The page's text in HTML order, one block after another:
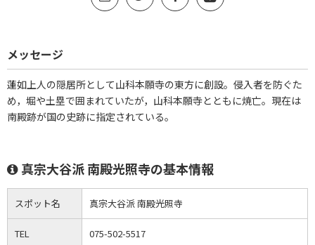
メッセージ
蓮如上人の隠居所として山科本願寺の東方に創設。侵入者を防ぐた
め，堀や土塁で囲まれていたが，山科本願寺とともに焼亡。現在は
南殿跡が国の史跡に指定されている。
真宗大谷派 南殿光照寺の基本情報
スポット名 真宗大谷派 南殿光照寺
TEL 075-502-5517